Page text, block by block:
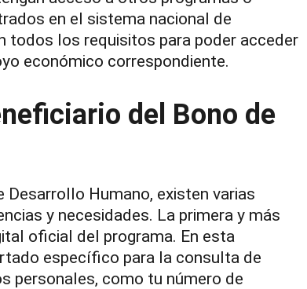
en el sistema nacional de
todos los requisitos para poder acceder
económico correspondiente.
del Bono de
Humano, existen varias
y necesidades. La primera y más
oficial del programa. En esta
específico para la consulta de
personales, como tu número de